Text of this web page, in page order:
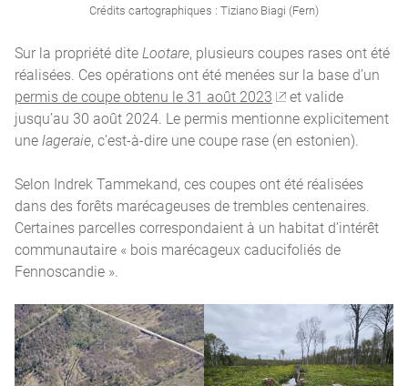
Crédits cartographiques : Tiziano Biagi (Fern)
Sur la propriété diteLootare, plusieurs coupes rases ont été
réalisées. Ces opérations ont été menées sur la base d’un
permis de coupe obtenu le 31 août 2023
et valide
jusqu’au 30 août 2024. Le permis mentionne explicitement
unelageraie, c’est-à-dire une coupe rase (en estonien).
Selon Indrek Tammekand, ces coupes ont été réalisées
dans des forêts marécageuses de trembles centenaires.
Certaines parcelles correspondaient à un habitat d’intérêt
communautaire « bois marécageux caducifoliés de
Fennoscandie ».